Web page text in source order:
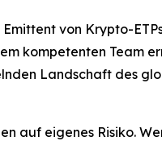
von Krypto-
kompetenten Team
Landschaft des
auf eigenes Risiko.